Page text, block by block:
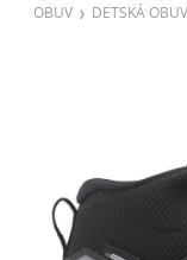
OBUV DETSKÁ OBUV